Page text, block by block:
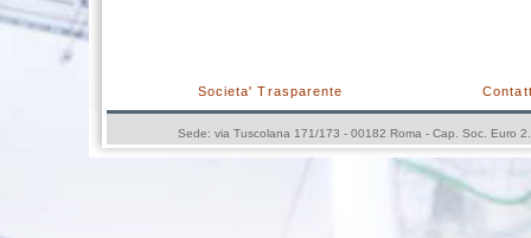
Societa' Trasparente
Sede: via Tuscolana 171/173 - 00182 Roma - Cap. Soc. Euro